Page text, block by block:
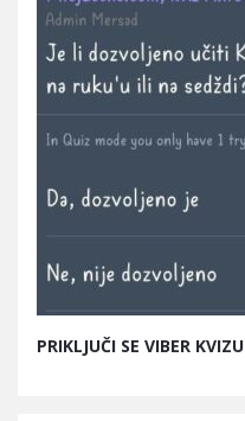
PRIKLJUČI SE VIBER KVIZU